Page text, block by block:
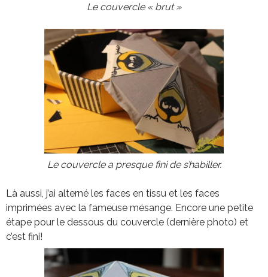
Le couvercle « brut »
Le couvercle a presque fini de s’habiller.
Là aussi, j’ai alterné les faces en tissu et les faces
imprimées avec la fameuse mésange. Encore une petite
étape pour le dessous du couvercle (dernière photo) et
c’est fini!